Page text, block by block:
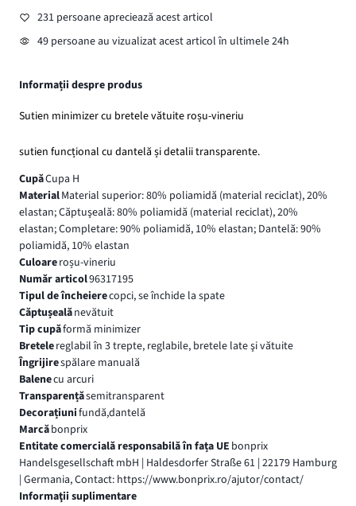
231 persoane apreciează acest articol
49 persoane au vizualizat acest articol în ultimele 24h
Informații despre produs
Sutien minimizer cu bretele vătuite roșu-vineriu
sutien funcțional cu dantelă și detalii transparente.
CupăCupa H
MaterialMaterial superior: 80% poliamidă (material reciclat), 20%
elastan; Căptuşeală: 80% poliamidă (material reciclat), 20%
elastan; Completare: 90% poliamidă, 10% elastan; Dantelă: 90%
poliamidă, 10% elastan
Culoareroșu-vineriu
Număr articol96317195
Tipul de încheierecopci, se închide la spate
Căptușealănevătuit
Tip cupăformă minimizer
Bretelereglabil în 3 trepte, reglabile, bretele late şi vătuite
Îngrijirespălare manuală
Balenecu arcuri
Transparențăsemitransparent
Decorațiunifundă,dantelă
Marcăbonprix
Entitate comercială responsabilă în fața UE bonprix
Handelsgesellschaft mbH | Haldesdorfer Straße 61 | 22179 Hamburg
| Germania, Contact: https://www.bonprix.ro/ajutor/contact/
Informaţii suplimentare